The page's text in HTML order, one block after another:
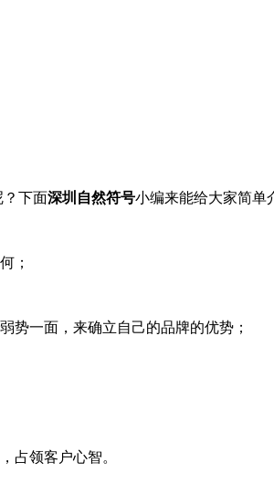
？下面深圳自然符号小编来能给大家简单
；
势一面，来确立自己的品牌的优势；
占领客户心智。